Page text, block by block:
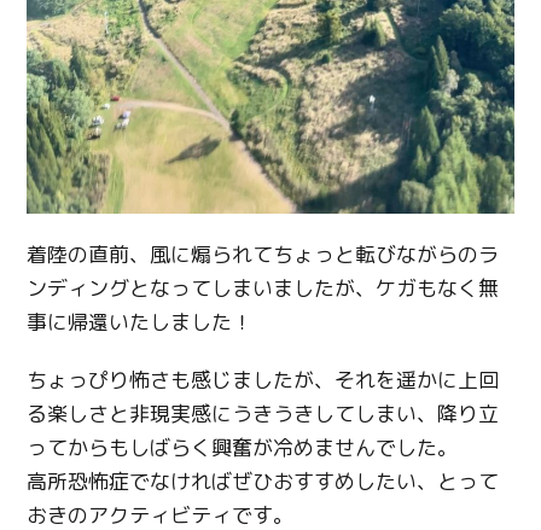
着陸の直前、風に煽られてちょっと転びながらのラ
ンディングとなってしまいましたが、ケガもなく無
事に帰還いたしました！
ちょっぴり怖さも感じましたが、それを遥かに上回
る楽しさと非現実感にうきうきしてしまい、降り立
ってからもしばらく興奮が冷めませんでした。
高所恐怖症でなければぜひおすすめしたい、とって
おきのアクティビティです。